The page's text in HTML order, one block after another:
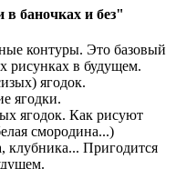
баночках и без"
контуры. Это базовый
рисунках в будущем.
ягодок.
ягодки.
ягодок. Как рисуют
смородина...)
клубника... Пригодится